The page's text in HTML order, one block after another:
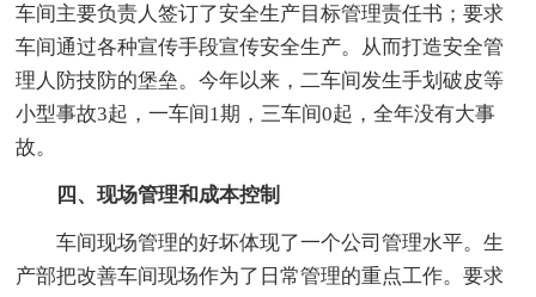
车间主要负责人签订了安全生产目标管理责任书；要求
车间通过各种宣传手段宣传安全生产。从而打造安全管
理人防技防的堡垒。今年以来，二车间发生手划破皮等
小型事故3起，一车间1期，三车间0起，全年没有大事
故。
四、现场管理和成本控制
车间现场管理的好坏体现了一个公司管理水平。生
产部把改善车间现场作为了日常管理的重点工作。要求